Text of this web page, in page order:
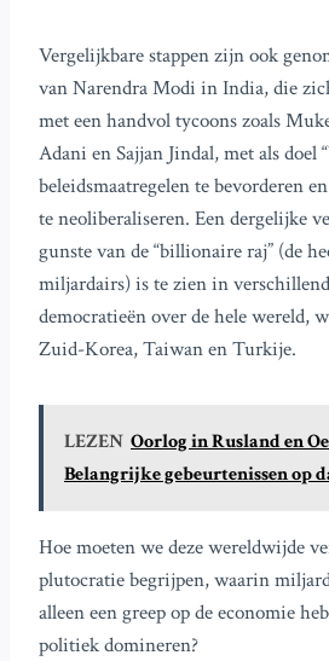
Vergelijkbare stappen zijn ook
van Narendra Modi in India, die
met een handvol tycoons zoals
Adani en Sajjan Jindal, met als doel
beleidsmaatregelen te bevorderen
te neoliberaliseren. Een dergelijke
gunste van de “billionaire raj” (de
miljardairs) is te zien in
democratieën over de hele wereld,
Zuid-Korea, Taiwan en Turkije.
LEZEN Oorlog in Rusland en
Belangrijke gebeurtenissen op
Hoe moeten we deze wereldwijde
plutocratie begrijpen, waarin
alleen een greep op de economie
politiek domineren?